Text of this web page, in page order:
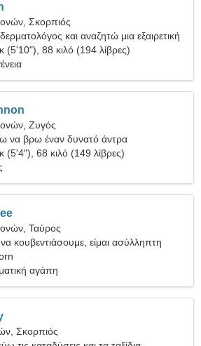
Σκορπιός
δερματολόγος και αναζητώ μια εξαιρετική
(5'10"), 88 κιλό (194 λίβρες)
Ζυγός
να βρω έναν δυνατό άντρα
(5'4"), 68 κιλό (149 λίβρες)
Ταύρος
κουβεντιάσουμε, είμαι ασύλληπτη
αγάπη
Σκορπιός